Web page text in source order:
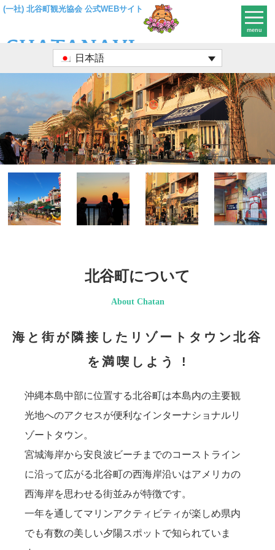
(一社) 北谷町観光協会 公式WEBサイト
日本語
menu
北谷町について
About Chatan
海と街が隣接したリゾートタウン北谷
を満喫しよう !
沖縄本島中部に位置する北谷町は本島内の主要観
光地へのアクセスが便利なインターナショナルリ
ゾートタウン。
宮城海岸から安良波ビーチまでのコーストライン
に沿って広がる北谷町の西海岸沿いはアメリカの
西海岸を思わせる街並みが特徴です。
一年を通してマリンアクティビティが楽しめ県内
でも有数の美しい夕陽スポットで知られていま